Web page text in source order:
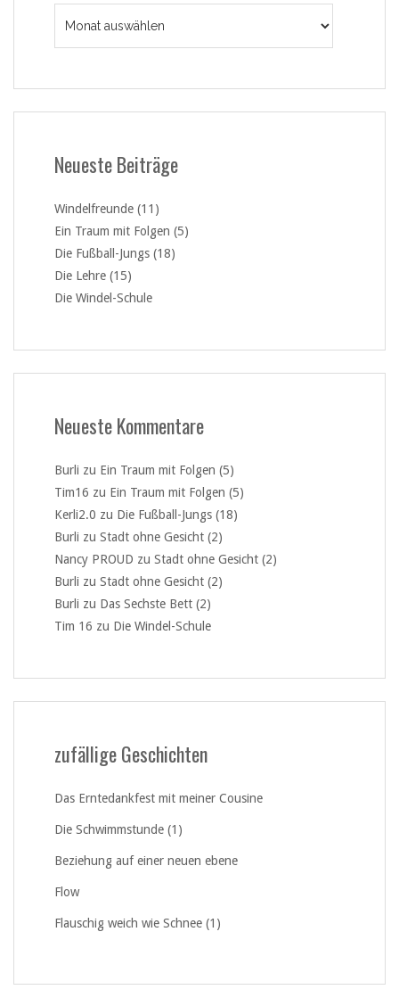
Neueste Beiträge
Windelfreunde (11)
Ein Traum mit Folgen (5)
Die Fußball-Jungs (18)
Die Lehre (15)
Die Windel-Schule
Neueste Kommentare
Burli zu Ein Traum mit Folgen (5)
Tim16 zu Ein Traum mit Folgen (5)
Kerli2.0 zu Die Fußball-Jungs (18)
Burli zu Stadt ohne Gesicht (2)
Nancy PROUD zu Stadt ohne Gesicht (2)
Burli zu Stadt ohne Gesicht (2)
Burli zu Das Sechste Bett (2)
Tim 16 zu Die Windel-Schule
zufällige Geschichten
Das Erntedankfest mit meiner Cousine
Die Schwimmstunde (1)
Beziehung auf einer neuen ebene
Flow
Flauschig weich wie Schnee (1)